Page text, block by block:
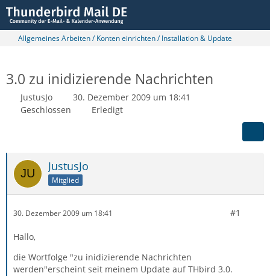
Allgemeines Arbeiten / Konten einrichten / Installation & Update
3.0 zu inidizierende Nachrichten
JustusJo
30. Dezember 2009 um 18:41
Geschlossen
Erledigt
JustusJo
Mitglied
30. Dezember 2009 um 18:41 #1
Hallo,
die Wortfolge "zu inidizierende Nachrichten
werden"erscheint seit meinem Update auf THbird 3.0.